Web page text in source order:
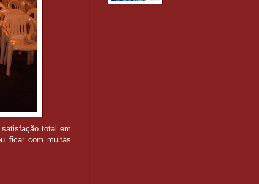
total em
ficar com muitas